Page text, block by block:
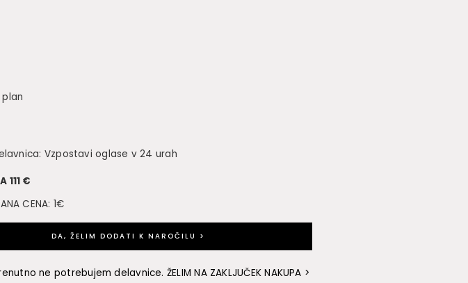
Vzpostavi oglase v 24 urah
111 €
CENA: 1€
DA, ŽELIM DODATI K NAROČILU >
ne potrebujem delavnice. ŽELIM NA ZAKLJUČEK NAKUPA >